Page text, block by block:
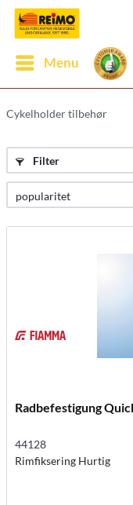
Menu
Cykelholder tilbehør
Filter
Radbefestigung
44128
Rimfiksering Hurtig